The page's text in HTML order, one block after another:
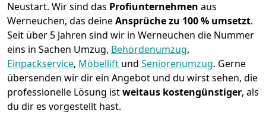
Neustart. Wir sind das Profiunternehmen aus
Werneuchen, das deineAnsprüche zu 100 % umsetzt.
Seit über 5 Jahren sind wir in Werneuchen die Nummer
eins in Sachen Umzug, Behördenumzug,
Einpackservice, Möbellift und Seniorenumzug. Gerne
übersenden wir dir ein Angebot und du wirst sehen, die
professionelle Lösung istweitaus kostengünstiger, als
du dir es vorgestellt hast.